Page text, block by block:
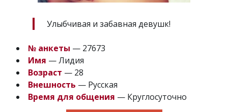
Улыбчивая и забавная девушк!
№ анкеты — 27673
Имя — Лидия
Возраст — 28
Внешность — Русская
Время для общения — Круглосуточно